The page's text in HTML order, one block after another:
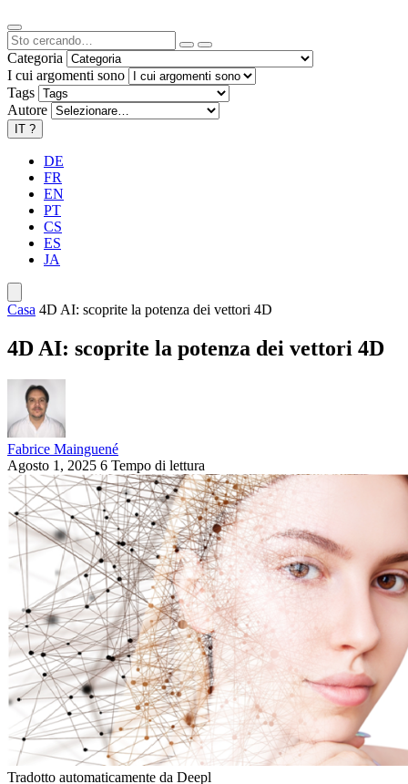
Categoria
I cui argomenti sono
Tags
Autore
IT ?
DE
FR
EN
PT
CS
ES
JA
Casa 4D AI: scoprite la potenza dei vettori 4D
4D AI: scoprite la potenza dei vettori 4D
Fabrice Mainguené
Agosto 1, 2025 6 Tempo di lettura
Tradotto automaticamente da Deepl